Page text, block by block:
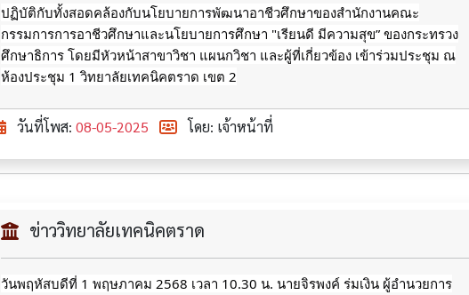
ปฏิบัติกับทั้งสอดคล้องกับนโยบายการพัฒนาอาชีวศึกษาของสำนักงานคณะ
กรรมการการอาชีวศึกษาและนโยบายการศึกษา "เรียนดี มีความสุข” ของกระทรวง
ศึกษาธิการ โดยมีหัวหน้าสาขาวิชา แผนกวิชา และผู้ที่เกี่ยวข้อง เข้าร่วมประชุม ณ
ห้องประชุม 1 วิทยาลัยเทคนิคตราด เขต 2
วันที่โพส:08-05-2025 โดย: เจ้าหน้าที่
ข่าววิทยาลัยเทคนิคตราด
วันพฤหัสบดีที่ 1 พฤษภาคม 2568 เวลา 10.30 น. นายจิรพงค์ ร่มเงิน ผู้อำนวยการ